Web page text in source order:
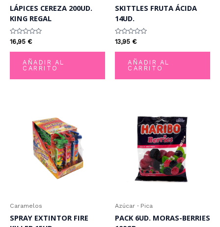
LÁPICES CEREZA 200UD.
KING REGAL
Valorado
con
0
16,95 €
AÑADIR AL
CARRITO
SKITTLES FRUTA ÁCIDA
14UD.
Valorado
con
0
13,95 €
AÑADIR AL
CARRITO
Caramelos
SPRAY EXTINTOR FIRE
Azúcar · Pica
PACK 6UD. MORAS-BERRIES